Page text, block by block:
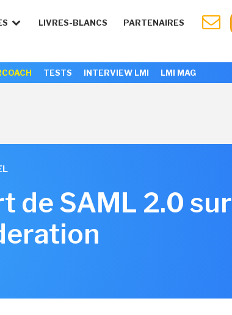
LIVRES-BLANCS PARTENAIRES
TESTS INTERVIEW LMI LMI MAG
de SAML 2.0 sur